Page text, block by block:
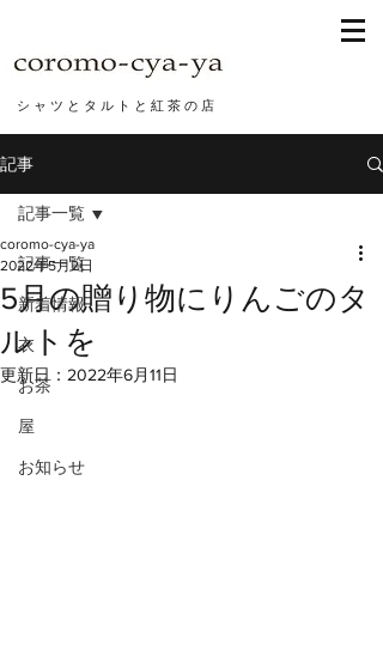
シ ャ ツ と タ ル ト と 紅 茶 の 店
記事
記事一覧
新着情報
衣
お茶
屋
お知らせ
記事一覧
5月の贈り物にりんごのタ
ルトを
coromo-cya-ya
2022年5月2日
更新日： 2022年6月11日